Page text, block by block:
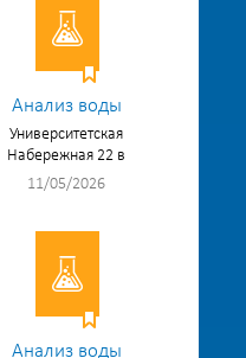
Анализ воды
Университетская
Набережная 22 в
11/05/2026
Анализ воды